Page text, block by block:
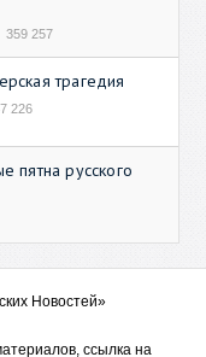
359 257
трагедия
226
пятна русского
Новостей»
ссылка на